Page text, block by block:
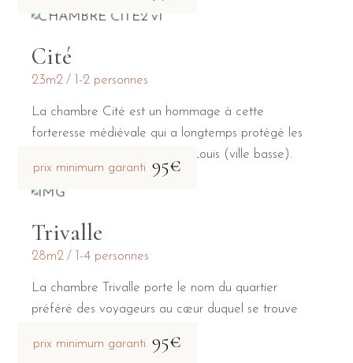
Cité
23m2 1-2 personnes
La chambre Cité est un hommage à cette
forteresse médiévale qui a longtemps protégé les
habitants de la Bastide Saint-Louis (ville basse).
prix minimum garanti 95€
Trivalle
28m2 1-4 personnes
La chambre Trivalle porte le nom du quartier
préféré des voyageurs au cœur duquel se trouve
prix minimum garanti 95€